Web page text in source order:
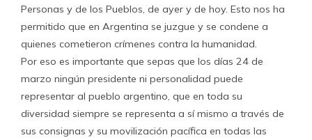
Personas y de los Pueblos, de ayer y de hoy. Esto nos ha
permitido que en Argentina se juzgue y se condene a
quienes cometieron crímenes contra la humanidad.
Por eso es importante que sepas que los días 24 de
marzo ningún presidente ni personalidad puede
representar al pueblo argentino, que en toda su
diversidad siempre se representa a sí mismo a través de
sus consignas y su movilización pacífica en todas las